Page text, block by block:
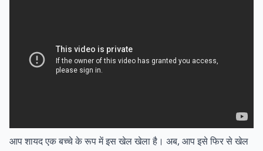
आप शायद एक बच्चे के रूप में इस खेल खेला है। अब, आप इसे फिर से खेल